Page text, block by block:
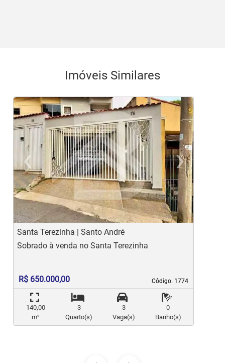
Imóveis Similares
‹
Previous
›
Santa Terezinha | Santo André
Código. 1774
Código. 1774
Sobrado à venda no Santa Terezinha
R$ 650.000,00
140,00
m²
3
Quarto(s)
3
Vaga(s)
0
Banho(s)